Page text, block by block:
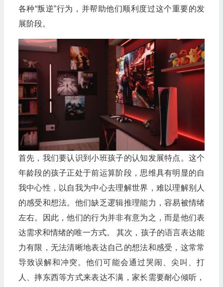
各种“叛逆”行为，并帮助他们顺利度过这个重要的发
展阶段。
首先，我们要认识到小班孩子的认知发展特点。这个
年龄段的孩子正处于前运算阶段，思维具有明显的自
我中心性，以自我为中心去理解世界，难以理解别人
的感受和想法。他们缺乏逻辑推理能力，容易被情绪
左右。因此，他们的行为并非有意为之，而是他们表
达需求和情绪的唯一方式。 其次，孩子的语言表达能
力有限，无法清晰地表达自己的想法和感受，这常常
导致误解和冲突。他们可能会通过哭闹、尖叫、打
人、摔东西等方式来表达不满，家长需要耐心倾听，